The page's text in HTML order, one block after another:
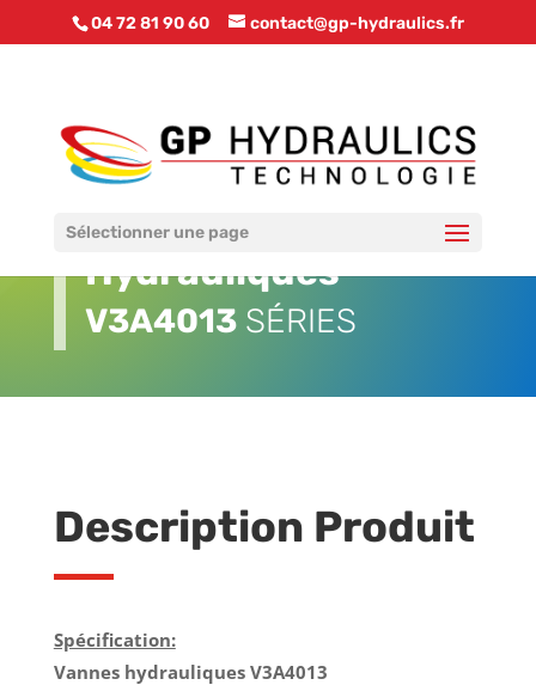
04 72 81 90 60 contact@gp-hydraulics.fr
Sélectionner une page
Vannes Monobloc
Hydrauliques
V3A4013SÉRIES
Description Produit
Spécification:
Vannes hydrauliques V3A4013